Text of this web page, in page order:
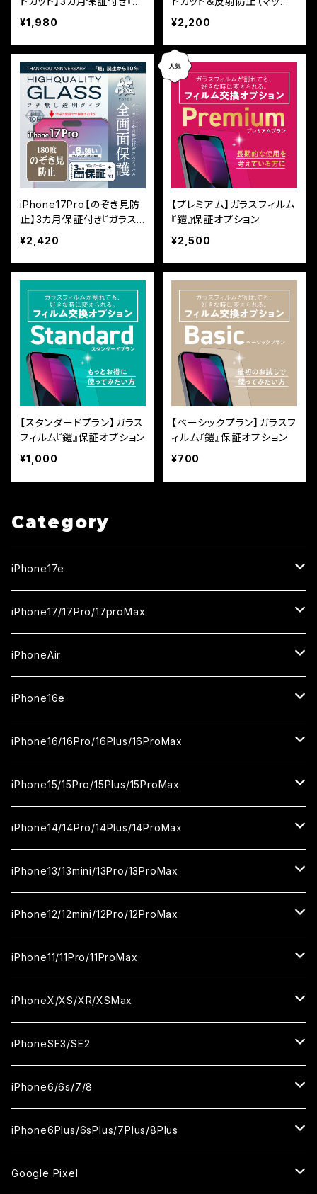
ラスフィルム鎧』平面フルカ
バー
¥1,980
ト）】3カ月保証付き『ガラス
フィルム鎧』平面フルカバー
¥2,200
iPhone17Pro【のぞき見防
止】3カ月保証付き『ガラス
フィルム鎧』平面フルカバー
¥2,420
【プレミアム】ガラスフィルム
『鎧』保証オプション
¥2,500
【スタンダードプラン】ガラス
フィルム『鎧』保証オプション
¥1,000
【ベーシックプラン】ガラスフ
ィルム『鎧』保証オプション
¥700
Category
iPhone17e
ガラスフィルム
セラミックフィルム
カメラ用フィルム
iPhone17/17Pro/17proMax
iPhone17
ガラスフィルム
セラミックフィルム
iPhone17Pro
ガラスフィルム
セラミックフィルム
iPhone17proMax
ガラスフィルム
セラミックフィルム
iPhoneAir
ガラスフィルム
セラミックフィルム
カメラ用フィルム
iPhone16e
ガラスフィルム
セラミックフィルム
カメラ用フィルム
iPhone16/16Pro/16Plus/16ProMax
iPhone16
ガラスフィルム
セラミックフィルム
iPhone16Pro
ガラスフィルム
セラミックフィルム
iPhone16Plus
ガラスフィルム
セラミックフィルム
iPhone16ProMax
ガラスフィルム
セラミックフィルム
iPhone15/15Pro/15Plus/15ProMax
iPhone15
ガラスフィルム
セラミックフィルム
iPhone15Pro
ガラスフィルム
セラミックフィルム
iPhone15Plus
ガラスフィルム
セラミックフィルム
iPhone15ProMax
ガラスフィルム
セラミックフィルム
iPhone14/14Pro/14Plus/14ProMax
iPhone14
ガラスフィルム
セラミックフィルム
iPhone14Pro
ガラスフィルム
セラミックフィルム
iPhone14Plus
ガラスフィルム
セラミックフィルム
iPhone14ProMax
ガラスフィルム
セラミックフィルム
iPhone13/13mini/13Pro/13ProMax
iPhone13/13Pro
ガラスフィルム
セラミックフィルム
iPhone13mini
ガラスフィルム
セラミックフィルム
iPhone13ProMax
ガラスフィルム
セラミックフィルム
iPhone12/12mini/12Pro/12ProMax
iPhone12/12Pro
ガラスフィルム
セラミックフィルム
iPhone12mini
ガラスフィルム
セラミックフィルム
iPhone12ProMax
ガラスフィルム
セラミックフィルム
iPhone11/11Pro/11ProMax
iPhone11
ガラスフィルム
セラミックフィルム
iPhone11Pro
ガラスフィルム
セラミックフィルム
iPhone11Pro Max
ガラスフィルム
セラミックフィルム
iPhoneX/XS/XR/XSMax
iPhoneX
ガラスフィルム
セラミックフィルム
iPhoneXS
ガラスフィルム
セラミックフィルム
iPhoneXR
ガラスフィルム
iPhoneXSMax
iPhoneSE3/SE2
iPhoneSE3
ガラスフィルム
ケース
iPhoneSE2
ガラスフィルム
iPhone6/6s/7/8
iPhone8
ガラスフィルム
iPhone7
iPhone6Plus/6sPlus/7Plus/8Plus
iPhone6Plus
Google Pixel